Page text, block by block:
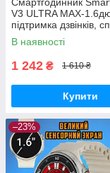
V3 ULTRA MAX-
підтримка дзвінків,
режими Orange
В наявності
1 242 ₴ 1 610 ₴
Купити
–23%